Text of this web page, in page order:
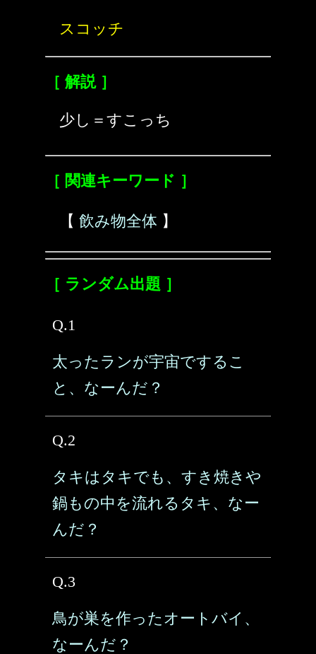
スコッチ
［ 解説 ］
少し＝すこっち
［ 関連キーワード ］
【 飲み物全体 】
［ ランダム出題 ］
Q.1
太ったランが宇宙でするこ
と、なーんだ？
Q.2
タキはタキでも、すき焼きや
鍋もの中を流れるタキ、なー
んだ？
Q.3
鳥が巣を作ったオートバイ、
なーんだ？